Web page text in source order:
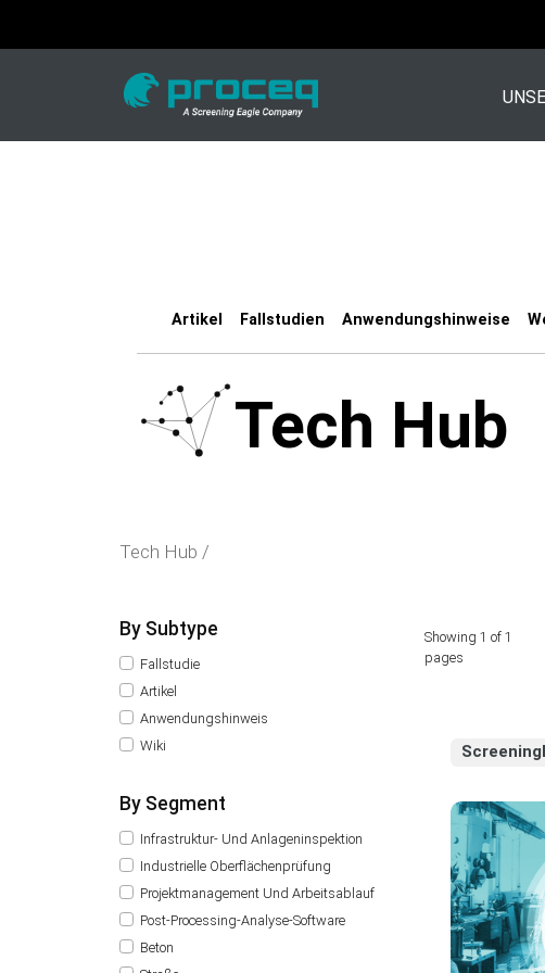
Artikel Fallstudien Anwendungshinweise
Tech Hub
Tech Hub /
By Subtype
Fallstudie
Artikel
Anwendungshinweis
Wiki
By Segment
Infrastruktur- Und Anlageninspektion
Industrielle Oberflächenprüfung
Projektmanagement Und Arbeitsablauf
Post-Processing-Analyse-Software
Beton
Showing 1 of 1
pages